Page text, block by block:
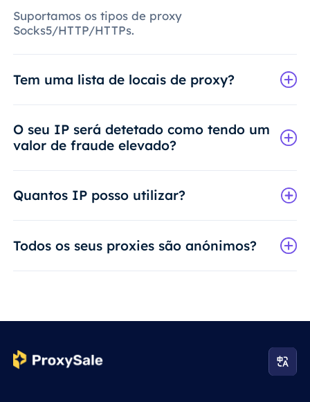
Suportamos os tipos de proxy
Socks5/HTTP/HTTPs.
Tem uma lista de locais de proxy?
O seu IP será detetado como tendo um
valor de fraude elevado?
Quantos IP posso utilizar?
Todos os seus proxies são anónimos?